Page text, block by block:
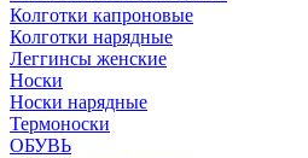
Колготки капроновые
Колготки нарядные
Леггинсы женские
Носки
Носки нарядные
Термоноски
ОБУВЬ